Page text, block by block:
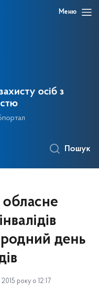
Меню
осіб з
Пошук
день
року о 12:17